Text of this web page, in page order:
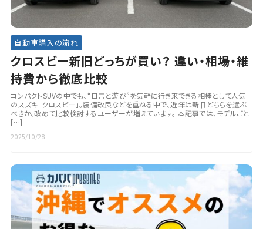
自動車購入の流れ
クロスビー新旧どっちが買い？ 違い・相場・維
持費から徹底比較
コンパクトSUVの中でも、“日常と遊び”を気軽に行き来できる相棒として人気
のスズキ「クロスビー」。装備改良などを重ねる中で、近年は新旧どちらを選ぶ
べきか、改めて比較検討するユーザーが増えています。 本記事では、モデルごと
[…]
2025/10/28